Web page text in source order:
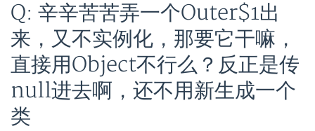
Q: 辛辛苦苦弄一个Outer$1出
来，又不实例化，那要它干嘛，
直接用Object不行么？反正是传
null进去啊，还不用新生成一个
类